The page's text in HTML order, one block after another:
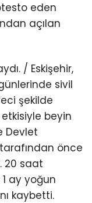
eden
açılan
/ Eskişehir,
sivil
şekilde
beyin
Devlet
önce
20 saat
ay yoğun
kaybetti.